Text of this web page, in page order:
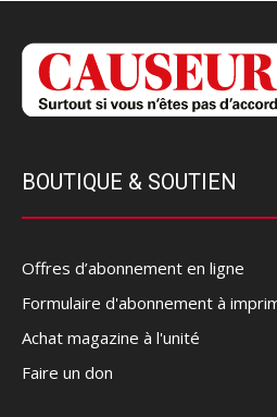
BOUTIQUE & SOUTIEN
Offres d’abonnement en ligne
Formulaire d'abonnement à
Achat magazine à l'unité
Faire un don